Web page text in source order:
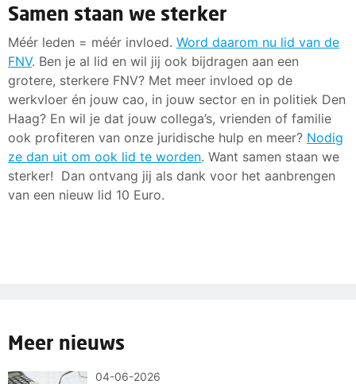
Samen staan we sterker
Méér leden = méér invloed. Word daarom nu lid van de
FNV. Ben je al lid en wil jij ook bijdragen aan een
grotere, sterkere FNV? Met meer invloed op de
werkvloer én jouw cao, in jouw sector en in politiek Den
Haag? En wil je dat jouw collega’s, vrienden of familie
ook profiteren van onze juridische hulp en meer? Nodig
ze dan uit om ook lid te worden. Want samen staan we
sterker! Dan ontvang jij als dank voor het aanbrengen
van een nieuw lid 10 Euro.
Meer nieuws
04-06-2026